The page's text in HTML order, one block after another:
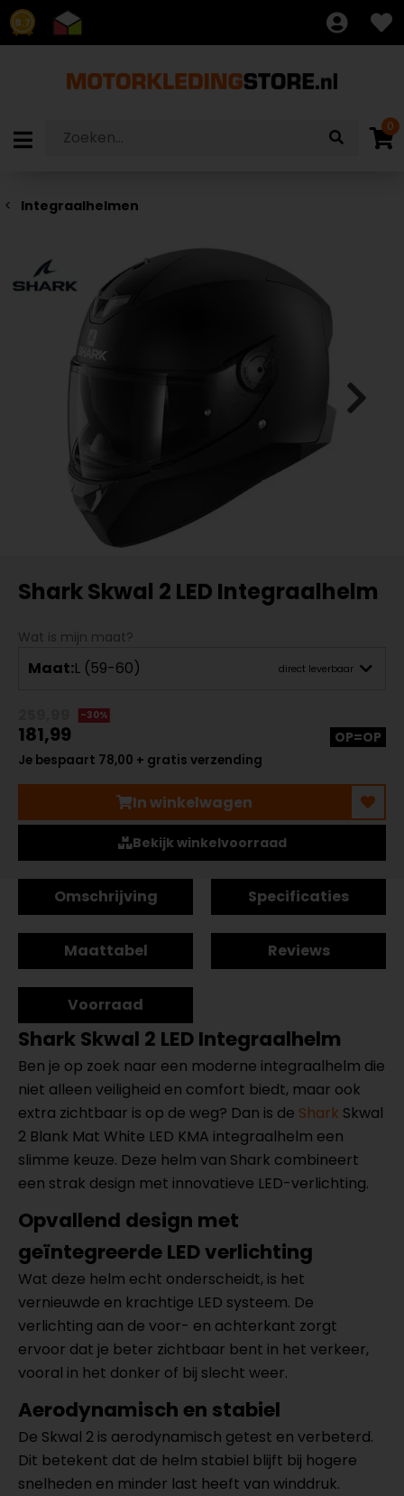
8.7
0
Integraalhelmen
Shark Skwal 2 LED Integraalhelm
Wat is mijn maat?
Maat:L (59-60) direct leverbaar
-30%
181,99
Je bespaart 78,00 + gratis verzending
OP=OP
In winkelwagen
Bekijk winkelvoorraad
Omschrijving Specificaties
Maattabel Reviews
Voorraad
Shark Skwal 2 LED Integraalhelm
Ben je op zoek naar een moderne integraalhelm die
niet alleen veiligheid en comfort biedt, maar ook
extra zichtbaar is op de weg? Dan is de Shark Skwal
2 Blank Mat White LED KMA integraalhelm een
slimme keuze. Deze helm van Shark combineert
een strak design met innovatieve LED-verlichting.
Opvallend design met
geïntegreerde LED verlichting
Wat deze helm echt onderscheidt, is het
vernieuwde en krachtige LED systeem. De
verlichting aan de voor- en achterkant zorgt
ervoor dat je beter zichtbaar bent in het verkeer,
vooral in het donker of bij slecht weer.
Aerodynamisch en stabiel
De Skwal 2 is aerodynamisch getest en verbeterd.
Dit betekent dat de helm stabiel blijft bij hogere
snelheden en minder last heeft van winddruk.